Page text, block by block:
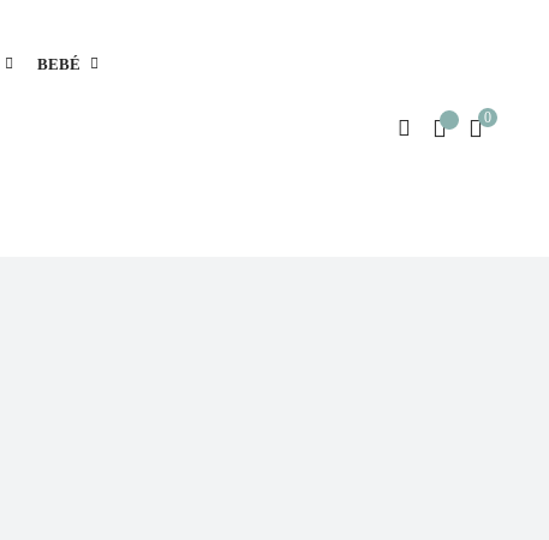
BEBÉ
0